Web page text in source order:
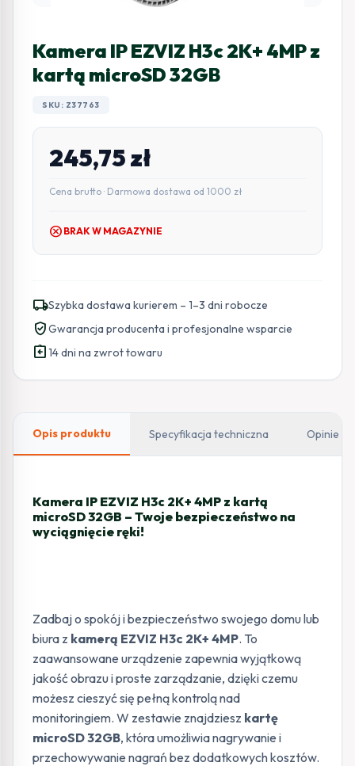
Kamera IP EZVIZ H3c 2K+ 4MP z
kartą microSD 32GB
SKU: Z37763
245,75zł
Cena brutto · Darmowa dostawa od 1000 zł
cancel BRAK W MAGAZYNIE
local_shippingSzybka dostawa kurierem – 1–3 dni robocze
verified_userGwarancja producenta i profesjonalne wsparcie
assignment_return14 dni na zwrot towaru
Opis produktu Specyfikacja techniczna Opinie
Kamera IP EZVIZ H3c 2K+ 4MP z kartą
microSD 32GB – Twoje bezpieczeństwo na
wyciągnięcie ręki!
Zadbaj o spokój i bezpieczeństwo swojego domu lub
biura z kamerą EZVIZ H3c 2K+ 4MP. To
zaawansowane urządzenie zapewnia wyjątkową
jakość obrazu i proste zarządzanie, dzięki czemu
możesz cieszyć się pełną kontrolą nad
monitoringiem. W zestawie znajdziesz kartę
microSD 32GB, która umożliwia nagrywanie i
przechowywanie nagrań bez dodatkowych kosztów.